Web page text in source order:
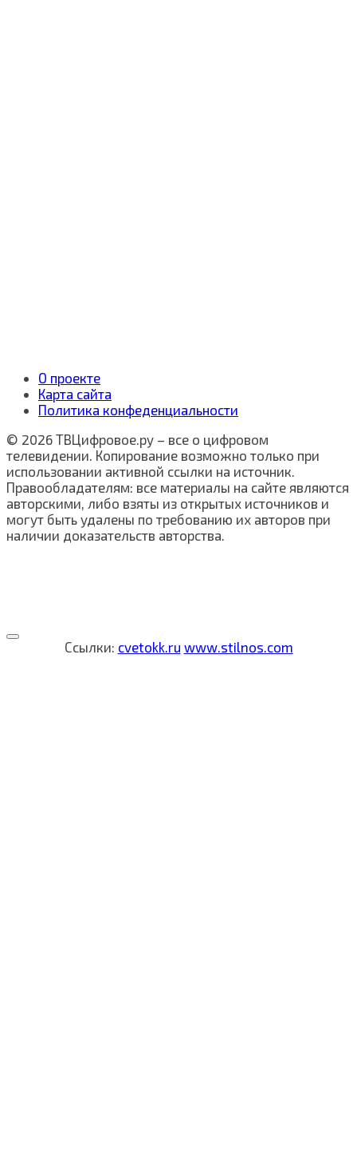
О проекте
Карта сайта
Политика конфеденциальности
© 2026 ТВЦифровое.ру – все о цифровом
телевидении. Копирование возможно только при
использовании активной ссылки на источник.
Правообладателям: все материалы на сайте являются
авторскими, либо взяты из открытых источников и
могут быть удалены по требованию их авторов при
наличии доказательств авторства.
Ссылки: cvetokk.ru www.stilnos.com